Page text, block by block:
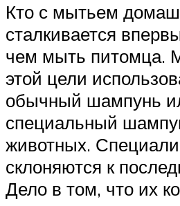
Кто с мытьем
сталкивается
чем мыть питомца.
этой цели
обычный шампунь
специальный
животных.
склоняются к
Дело в том, что их